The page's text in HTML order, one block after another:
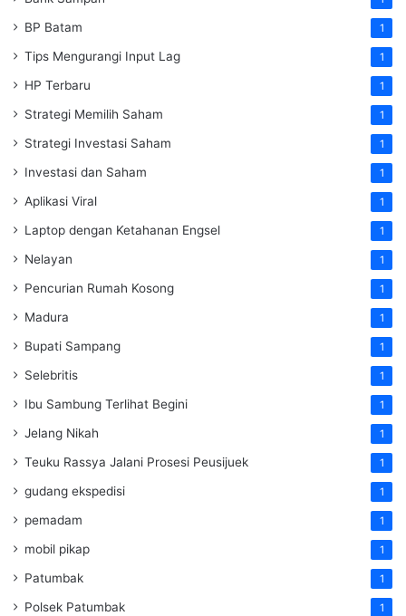
BP Batam 1
Tips Mengurangi Input Lag 1
HP Terbaru 1
Strategi Memilih Saham 1
Strategi Investasi Saham 1
Investasi dan Saham 1
Aplikasi Viral 1
Laptop dengan Ketahanan Engsel 1
Nelayan 1
Pencurian Rumah Kosong 1
Madura 1
Bupati Sampang 1
Selebritis 1
Ibu Sambung Terlihat Begini 1
Jelang Nikah 1
Teuku Rassya Jalani Prosesi Peusijuek 1
gudang ekspedisi 1
pemadam 1
mobil pikap 1
Patumbak 1
Polsek Patumbak 1